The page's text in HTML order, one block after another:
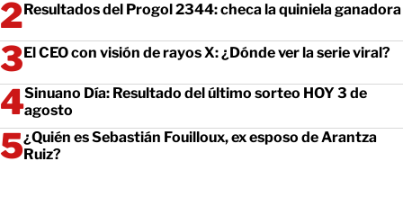
Resultados del Progol 2344: checa la quiniela ganadora
El CEO con visión de rayos X: ¿Dónde ver la serie viral?
Sinuano Día: Resultado del último sorteo HOY 3 de
agosto
¿Quién es Sebastián Fouilloux, ex esposo de Arantza
Ruiz?